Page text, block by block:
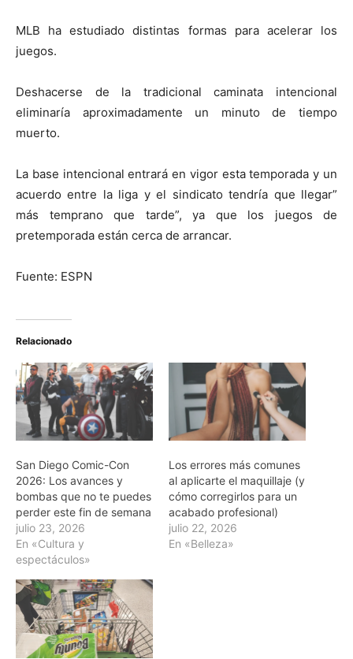
MLB ha estudiado distintas formas para acelerar los
juegos.
Deshacerse de la tradicional caminata intencional
eliminaría aproximadamente un minuto de tiempo
muerto.
La base intencional entrará en vigor esta temporada y un
acuerdo entre la liga y el sindicato tendría que llegar”
más temprano que tarde”, ya que los juegos de
pretemporada están cerca de arrancar.
Fuente: ESPN
Relacionado
San Diego Comic-Con
2026: Los avances y
bombas que no te puedes
perder este fin de semana
julio 23, 2026
En «Cultura y
espectáculos»
Los errores más comunes
al aplicarte el maquillaje (y
cómo corregirlos para un
acabado profesional)
julio 22, 2026
En «Belleza»